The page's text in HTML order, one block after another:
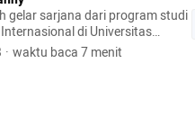
gelar sarjana dari program studi
di Universitas
· waktu baca 7 menit